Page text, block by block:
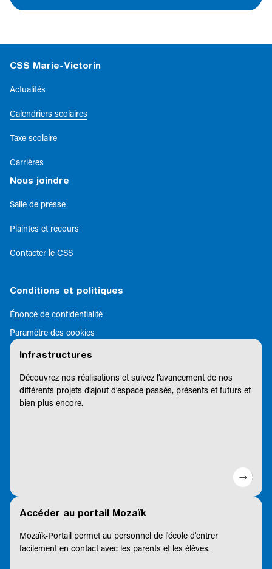
CSS Marie-Victorin
Actualités
Calendriers scolaires
Taxe scolaire
Carrières
Nous joindre
Salle de presse
Plaintes et recours
Contacter le CSS
Conditions et politiques
Énoncé de confidentialité
Paramètre des cookies
Infrastructures
Découvrez nos réalisations et suivez l’avancement de nos
différents projets d’ajout d’espace passés, présents et futurs et
bien plus encore.
Accéder au portail Mozaïk
Mozaïk-Portail permet au personnel de l'école d'entrer
facilement en contact avec les parents et les élèves.